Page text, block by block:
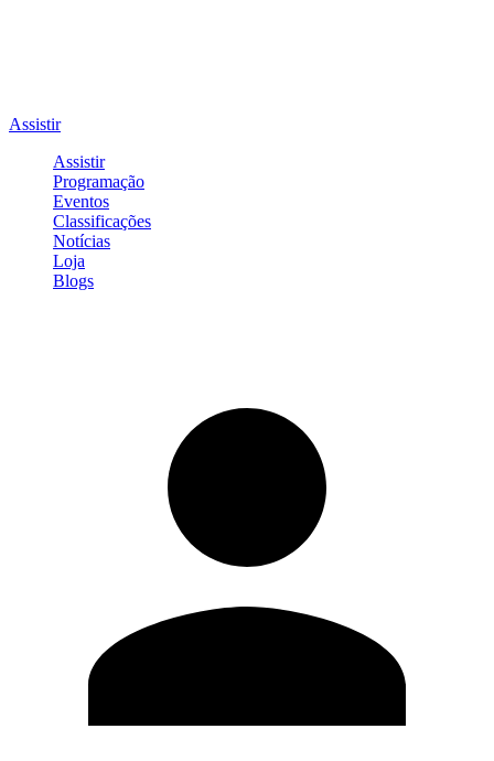
Assistir
Assistir
Programação
Eventos
Classificações
Notícias
Loja
Blogs